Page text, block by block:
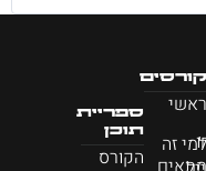
קורסים
ראשי
זה
ספריית
תוכן
הקורס